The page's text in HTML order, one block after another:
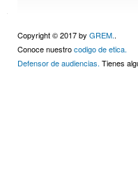
Copyright © 2017 by GREM..
Conoce nuestrocodigo de etica.
Defensor de audiencias. Tienes